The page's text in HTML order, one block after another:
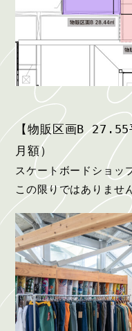
【物販区画B
月額）
スケートボードショッ
この限りではありませ